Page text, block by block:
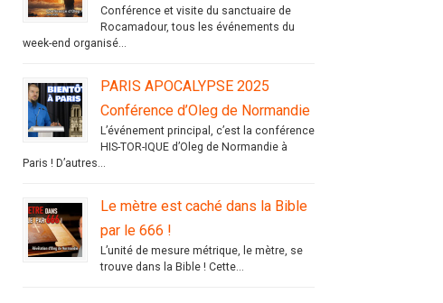
Conférence et visite du sanctuaire de
Rocamadour, tous les événements du
week-end organisé...
PARIS APOCALYPSE 2025
Conférence d’Oleg de Normandie
L’événement principal, c’est la conférence
HIS-TOR-IQUE d’Oleg de Normandie à
Paris ! D’autres...
Le mètre est caché dans la Bible
par le 666 !
L’unité de mesure métrique, le mètre, se
trouve dans la Bible ! Cette...